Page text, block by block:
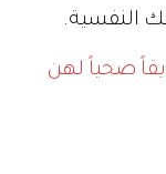
النفسية.
صحياً لهن